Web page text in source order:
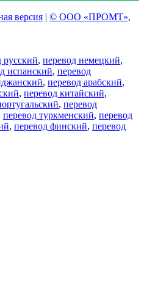
версия | © ООО «ПРОМТ»,
русский, перевод немецкий,
испанский, перевод
, перевод арабский,
, перевод китайский,
, перевод
перевод туркменский, перевод
, перевод финский, перевод